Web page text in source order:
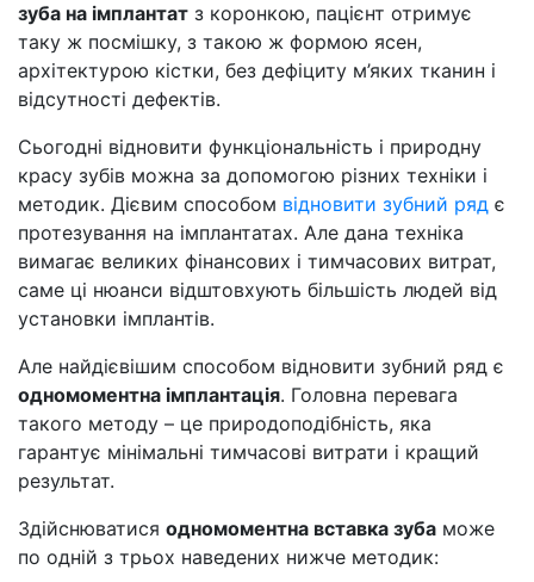
зуба на імплантат з коронкою, пацієнт отримує
таку ж посмішку, з такою ж формою ясен,
архітектурою кістки, без дефіциту м’яких тканин і
відсутності дефектів.
Сьогодні відновити функціональність і природну
красу зубів можна за допомогою різних техніки і
методик. Дієвим способом відновити зубний ряд є
протезування на імплантатах. Але дана техніка
вимагає великих фінансових і тимчасових витрат,
саме ці нюанси відштовхують більшість людей від
установки імплантів.
Але найдієвішим способом відновити зубний ряд є
одномоментна імплантація. Головна перевага
такого методу – це природоподібність, яка
гарантує мінімальні тимчасові витрати і кращий
результат.
Здійснюватися одномоментна вставка зуба може
по одній з трьох наведених нижче методик: